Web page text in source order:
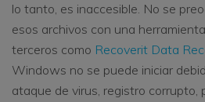
lo tanto, es inaccesible. No se
esos archivos con una
terceros como Recoverit Data
Windows no se puede iniciar
ataque de virus, registro corrupto,